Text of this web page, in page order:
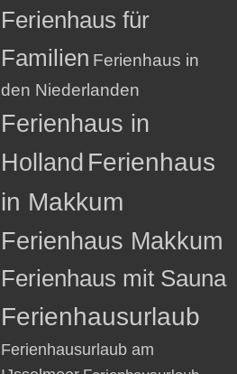
Ferienhaus für
Familien Ferienhaus in
den Niederlanden
Ferienhaus in
Holland Ferienhaus
in Makkum
Ferienhaus Makkum
Ferienhaus mit Sauna
Ferienhausurlaub
Ferienhausurlaub am